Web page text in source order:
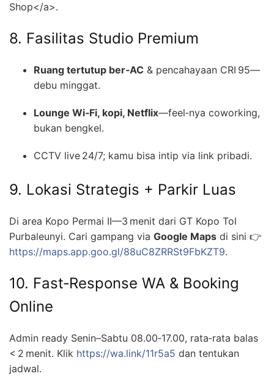
Shop</a>.
8. Fasilitas Studio Premium
Ruang tertutup ber‑AC & pencahayaan CRI 95—
debu minggat.
Lounge Wi‑Fi, kopi, Netflix—feel‑nya coworking,
bukan bengkel.
CCTV live 24/7; kamu bisa intip via link pribadi.
9. Lokasi Strategis + Parkir Luas
Di area Kopo Permai II—3 menit dari GT Kopo Tol
Purbaleunyi. Cari gampang via Google Maps di sini 👉
https://maps.app.goo.gl/88uC8ZRRSt9FbKZT9.
10. Fast‑Response WA & Booking
Online
Admin ready Senin–Sabtu 08.00‑17.00, rata‑rata balas
< 2 menit. Klik https://wa.link/11r5a5 dan tentukan
jadwal.